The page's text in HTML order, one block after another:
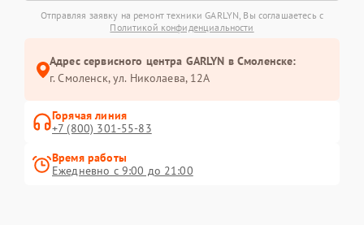
Отправляя заявку на ремонт техники GARLYN, Вы соглашаетесь с
Политикой конфиденциальности
Адрес сервисного центра GARLYN в Смоленске:
г. Смоленск, ул. Николаева, 12А
Горячая линия
+7 (800) 301-55-83
Время работы
Ежедневно с 9:00 до 21:00